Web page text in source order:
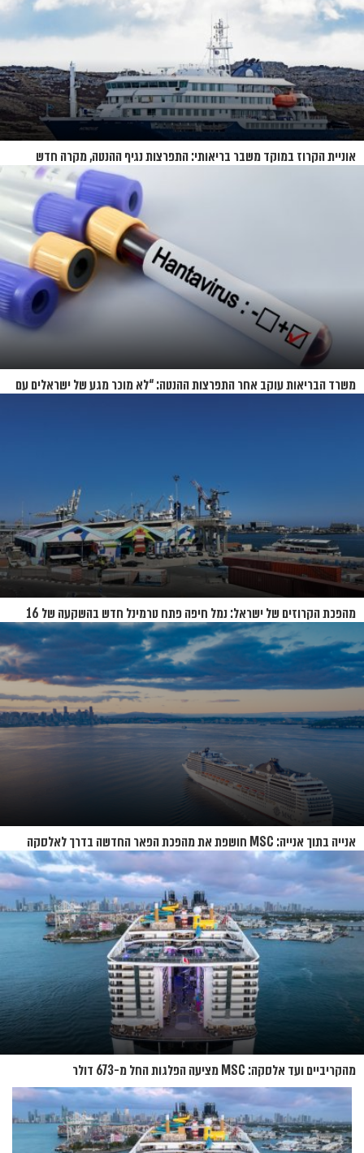
אוניית הקרוז במוקד משבר בריאותי: התפרצות נגיף ההנטה, מקרה חדש
משרד הבריאות עוקב אחר התפרצות ההנטה: “לא מוכר מגע של ישראלים עם
מהפכת הקרוזים של ישראל: נמל חיפה פתח טרמינל חדש בהשקעה של 16
מיליון שקל
אנייה בתוך אנייה: MSC חושפת את מהפכת הפאר החדשה בדרך לאלסקה
מהקריביים ועד אלסקה: MSC מציעה הפלגות החל מ-673 דולר